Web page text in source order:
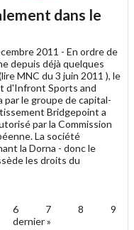
à
dans le
2011 - En ordre de
depuis déjà quelques
MNC du 3 juin 2011 ), le
d'Infront Sports and
par le groupe de capital-
Bridgepoint a
par la Commission
La société
la Dorna - donc le
les droits du
6 7 8
9
dernier »